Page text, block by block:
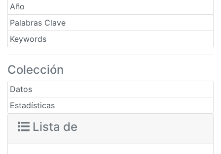
Año
Palabras Clave
Keywords
Colección
Datos
Estadísticas
Lista de